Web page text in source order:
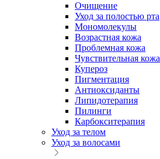
Очищение
Уход за полостью рта
Мономолекулы
Возрастная кожа
Проблемная кожа
Чувствительная кожа
Купероз
Пигментация
Антиоксиданты
Липидотерапия
Пилинги
Карбокситерапия
Уход за телом
Уход за волосами